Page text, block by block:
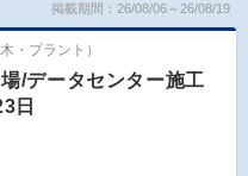
掲載期間：26/08/06～26/08/19
・プラント）
/データセンター施工
日